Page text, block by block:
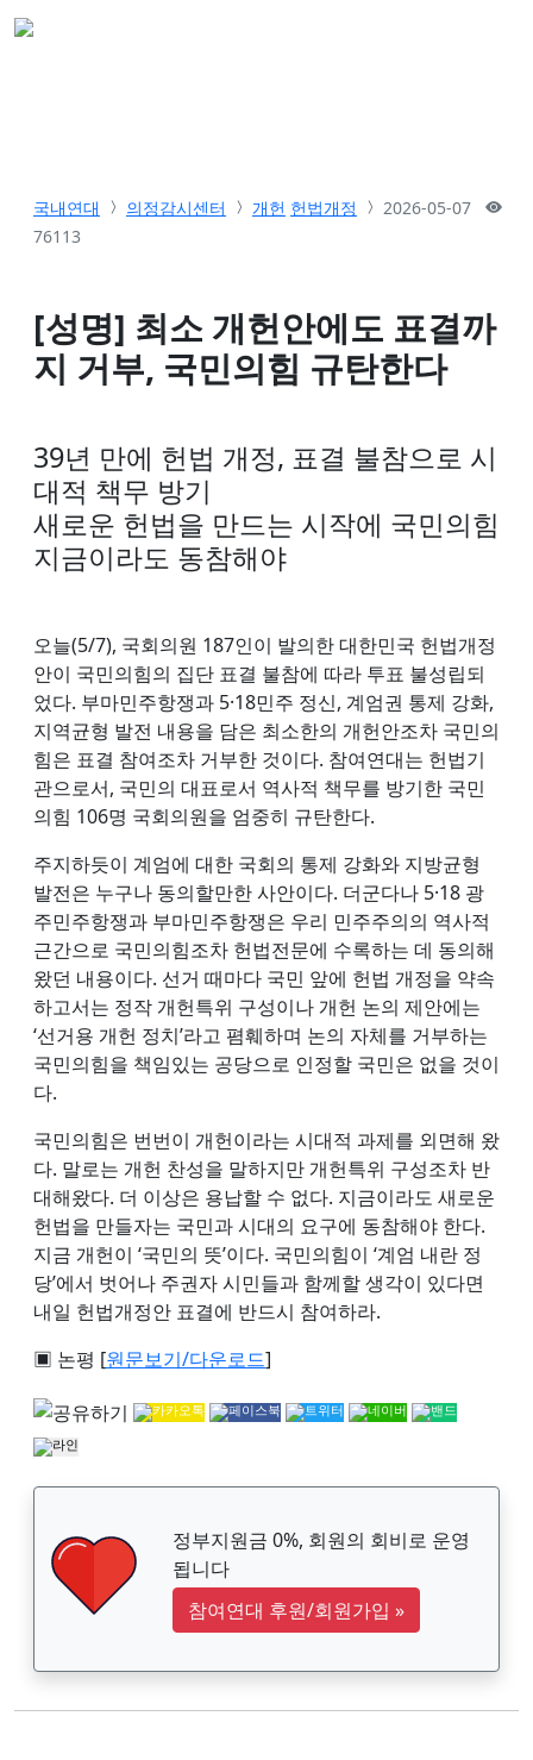
국내연대 의정감시센터 개헌 헌법개정
2026-05-07
76113
[성명] 최소 개헌안에도 표결까
지 거부, 국민의힘 규탄한다
39년 만에 헌법 개정, 표결 불참으로 시
대적 책무 방기
새로운 헌법을 만드는 시작에 국민의힘
지금이라도 동참해야
오늘(5/7), 국회의원 187인이 발의한 대한민국 헌법개정
안이 국민의힘의 집단 표결 불참에 따라 투표 불성립되
었다. 부마민주항쟁과 5·18민주 정신, 계엄권 통제 강화,
지역균형 발전 내용을 담은 최소한의 개헌안조차 국민의
힘은 표결 참여조차 거부한 것이다. 참여연대는 헌법기
관으로서, 국민의 대표로서 역사적 책무를 방기한 국민
의힘 106명 국회의원을 엄중히 규탄한다.
주지하듯이 계엄에 대한 국회의 통제 강화와 지방균형
발전은 누구나 동의할만한 사안이다. 더군다나 5·18 광
주민주항쟁과 부마민주항쟁은 우리 민주주의의 역사적
근간으로 국민의힘조차 헌법전문에 수록하는 데 동의해
왔던 내용이다. 선거 때마다 국민 앞에 헌법 개정을 약속
하고서는 정작 개헌특위 구성이나 개헌 논의 제안에는
‘선거용 개헌 정치’라고 폄훼하며 논의 자체를 거부하는
국민의힘을 책임있는 공당으로 인정할 국민은 없을 것이
다.
국민의힘은 번번이 개헌이라는 시대적 과제를 외면해 왔
다. 말로는 개헌 찬성을 말하지만 개헌특위 구성조차 반
대해왔다. 더 이상은 용납할 수 없다. 지금이라도 새로운
헌법을 만들자는 국민과 시대의 요구에 동참해야 한다.
지금 개헌이 ‘국민의 뜻’이다. 국민의힘이 ‘계엄 내란 정
당’에서 벗어나 주권자 시민들과 함께할 생각이 있다면
내일 헌법개정안 표결에 반드시 참여하라.
▣ 논평 [원문보기/다운로드]
정부지원금 0%, 회원의 회비로 운영
됩니다
참여연대 후원/회원가입 »